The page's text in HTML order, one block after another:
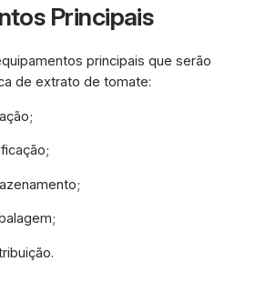
Principais
principais que serão
de extrato de tomate: